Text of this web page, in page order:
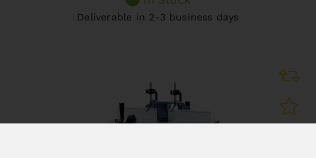
Deliverable in 2-3 business days